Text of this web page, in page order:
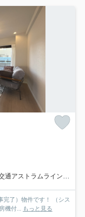
トラムライン「古市」駅 徒歩11分
了）物件です！ （シス
機付...
もっと見る